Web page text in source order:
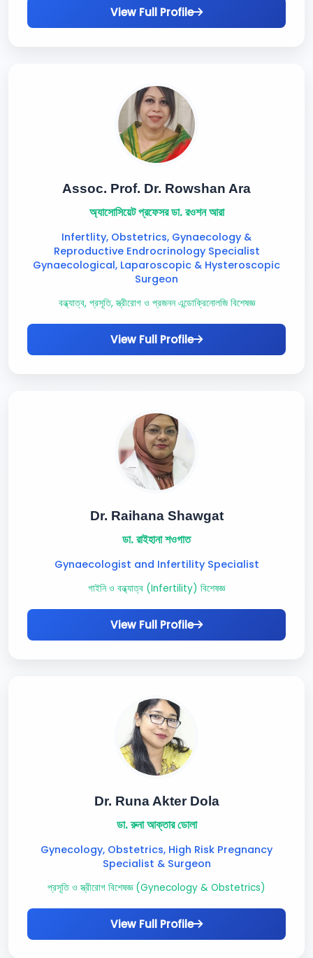
View Full Profile
Assoc. Prof. Dr. Rowshan Ara
অ্যাসোসিয়েট প্রফেসর ডা. রওশন আরা
Infertlity, Obstetrics, Gynaecology &
Reproductive Endrocrinology Specialist
Gynaecological, Laparoscopic & Hysteroscopic
Surgeon
বন্ধ্যাত্ব, প্রসূতি, স্ত্রীরোগ ও প্রজনন এন্ডোক্রিনোলজি বিশেষজ্ঞ
View Full Profile
Dr. Raihana Shawgat
ডা. রাইহানা শওগাত
Gynaecologist and Infertility Specialist
গাইনি ও বন্ধ্যাত্ব (Infertility) বিশেষজ্ঞ
View Full Profile
Dr. Runa Akter Dola
ডা. রুনা আক্তার ডোলা
Gynecology, Obstetrics, High Risk Pregnancy
Specialist & Surgeon
প্রসূতি ও স্ত্রীরোগ বিশেষজ্ঞ (Gynecology & Obstetrics)
View Full Profile